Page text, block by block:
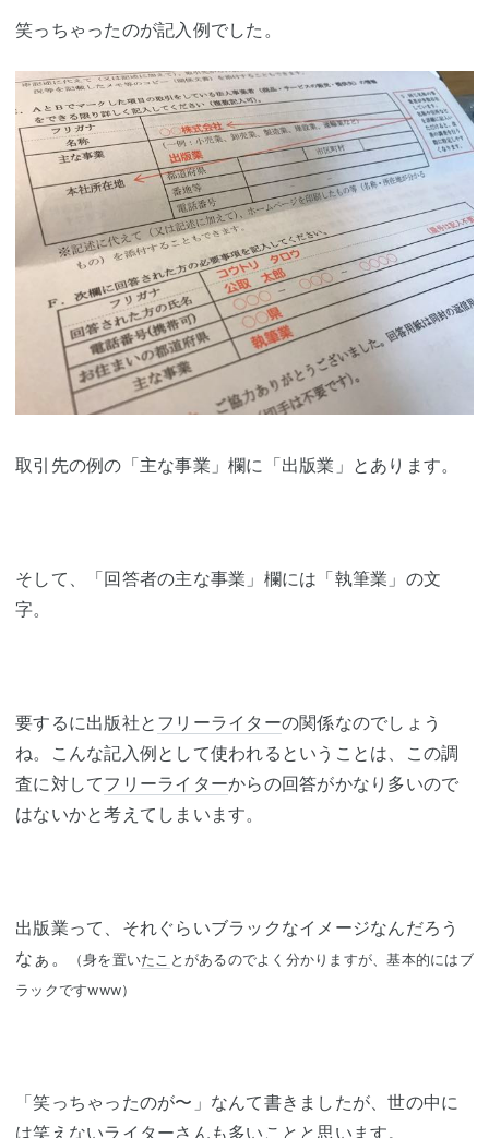
笑っちゃったのが記入例でした。
取引先の例の「主な事業」欄に「出版業」とあります。
そして、「回答者の主な事業」欄には「執筆業」の文
字。
要するに出版社と フリーライターの関係なのでしょう
ね。こんな記入例として使われるということは、この調
査に対してフリーライターからの回答がかなり多いので
はないかと考えてしまいます。
出版業って、それぐらいブラックなイメージなんだろう
なぁ。
（身を置いたこ とがあるのでよく分かりますが、基本的にはブ
ラックですwww）
「笑っちゃったのが〜」なんて書きましたが、世の中に
は笑えないライターさんも多いことと思います。